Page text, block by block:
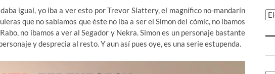
igual, yo iba a ver esto por Trevor Slattery, el magnífico no-mandarín
que no sabíamos que éste no iba a ser el Simon del cómic, no íbamos
no íbamos a ver al Segador y Nekra. Simon es un personaje bastante
y desprecia al resto. Y aun así pues oye, es una serie estupenda.